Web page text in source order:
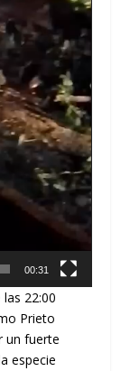
00:31
las 22:00
Prieto
un fuerte
especie